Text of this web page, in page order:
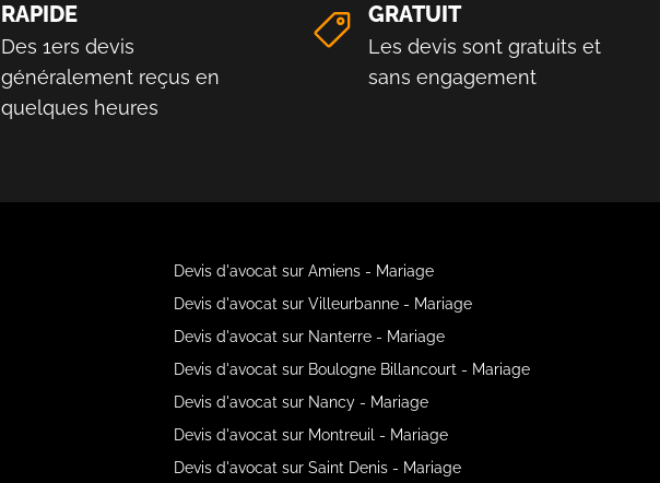
RAPIDE
Des 1ers devis
généralement reçus en
quelques heures
GRATUIT
Les devis sont gratuits et
sans engagement
Devis d'avocat sur Amiens - Mariage
Devis d'avocat sur Villeurbanne - Mariage
Devis d'avocat sur Nanterre - Mariage
Devis d'avocat sur Boulogne Billancourt - Mariage
Devis d'avocat sur Nancy - Mariage
Devis d'avocat sur Montreuil - Mariage
Devis d'avocat sur Saint Denis - Mariage